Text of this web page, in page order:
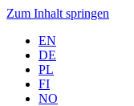
Zum Inhalt springen
EN
DE
PL
FI
NO